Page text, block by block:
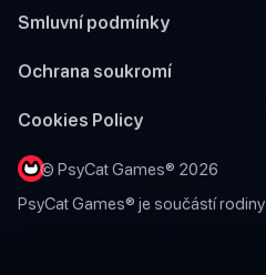
Smluvní podmínky
Ochrana soukromí
Cookies Policy
© PsyCat Games® 2026
PsyCat Games® je součástí rodiny